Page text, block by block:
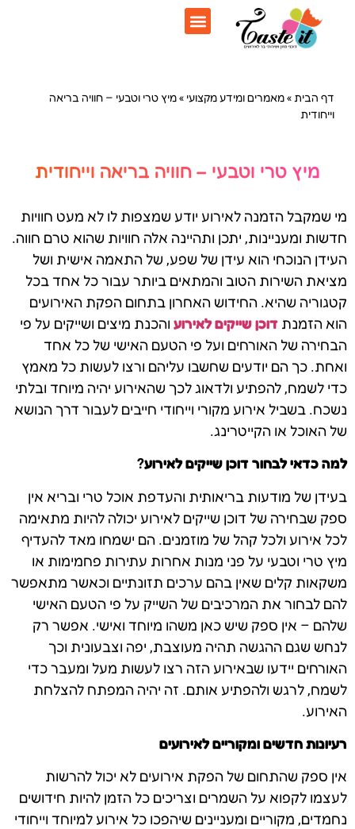
דף הבית»מאמרים ומידע מקצועי »מיץ טרי וטבעי – חוויה בריאה
וייחודית
מיץ טרי וטבעי – חוויה בריאה וייחודית
מי שמקבל הזמנה לאירוע יודע שמצפות לו לא מעט חוויות
חדשות ומעניינות, יתכן ותהיינה אלה חוויות שהוא טרם חווה.
העידן הנוכחי הוא עידן של שפע, של התאמה אישית ושל
מציאת השירות הטוב והמתאים ביותר עבור כל אחד בכל
קטגוריה שהיא. החידוש האחרון בתחום הפקת האירועים
הוא הזמנת דוכן שייקים לאירוע והכנת מיצים ושייקים על פי
הבחירה של האורחים ועל פי הטעם האישי של כל אחד
ואחת. כך הם יודעים שחשבו עליהם ורצו לעשות כל מאמץ
כדי לשמח, להפתיע ולדאוג לכך שהאירוע יהיה מיוחד ובלתי
נשכח. בשביל אירוע מקורי וייחודי חייבים לעבור דרך הנושא
של האוכל או הקייטרינג.
למה כדאי לבחור דוכן שייקים לאירוע?
בעידן של מודעות בריאותית והעדפת אוכל טרי ובריא אין
ספק שבחירה של דוכן שייקים לאירוע יכולה להיות מתאימה
לכל אירוע ולכל קהל של מוזמנים. הם ישמחו מאד להעדיף
מיץ טרי וטבעי על פני מנות אחרות עתירות פחמימות או
משקאות קלים שאין בהם ערכים תזונתיים וכאשר מתאפשר
להם לבחור את המרכיבים של השייק על פי הטעם האישי
שלהם – אין ספק שיש כאן משהו מיוחד ואישי. אפשר רק
לנחש שגם ההגשה תהיה מעוצבת, יפה וצבעונית וכך
האורחים יידעו שבאירוע הזה רצו לעשות מעל ומעבר כדי
לשמח, לרגש ולהפתיע אותם. זה יהיה המפתח להצלחת
האירוע.
רעיונות חדשים ומקוריים לאירועים
אין ספק שהתחום של הפקת אירועים לא יכול להרשות
לעצמו לקפוא על השמרים וצריכים כל הזמן להיות חידושים
נחמדים, מקוריים ומעניינים שיהפכו כל אירוע למיוחד וייחודי